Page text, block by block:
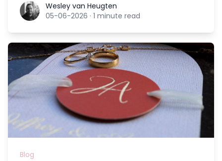
Wesley van Heugten
Wesley van Heugten
05-06-2026 · 1 minute read
Blog